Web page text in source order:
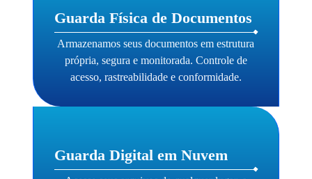
Guarda Física de Documentos
Armazenamos seus documentos em estrutura
própria, segura e monitorada. Controle de
acesso, rastreabilidade e conformidade.
Guarda Digital em Nuvem